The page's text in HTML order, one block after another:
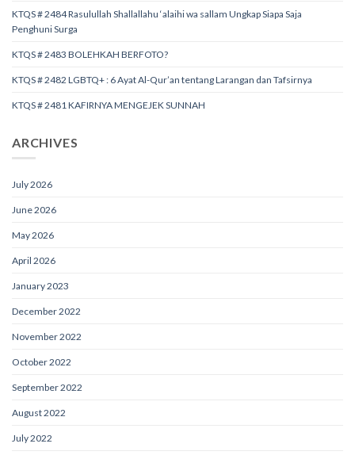
KTQS # 2484 Rasulullah Shallallahu ‘alaihi wa sallam Ungkap Siapa Saja
Penghuni Surga
KTQS # 2483 BOLEHKAH BERFOTO?
KTQS # 2482 LGBTQ+ : 6 Ayat Al-Qur’an tentang Larangan dan Tafsirnya
KTQS # 2481 KAFIRNYA MENGEJEK SUNNAH
ARCHIVES
July 2026
June 2026
May 2026
April 2026
January 2023
December 2022
November 2022
October 2022
September 2022
August 2022
July 2022